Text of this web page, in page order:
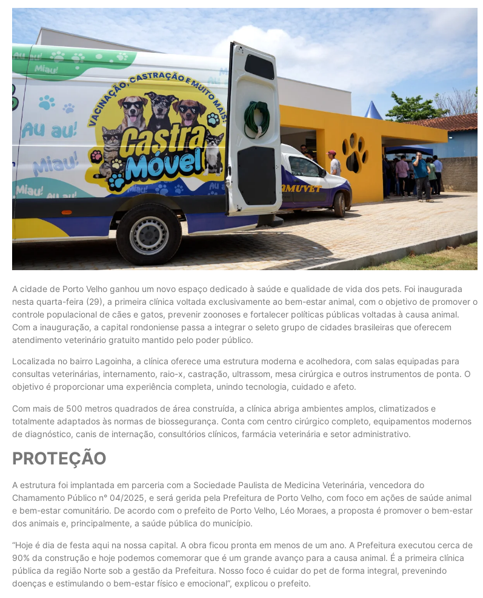
A cidade de Porto Velho ganhou um novo espaço dedicado à saúde e qualidade de vida dos pets. Foi inaugurada
nesta quarta-feira (29), a primeira clínica voltada exclusivamente ao bem-estar animal, com o objetivo de promover o
controle populacional de cães e gatos, prevenir zoonoses e fortalecer políticas públicas voltadas à causa animal.
Com a inauguração, a capital rondoniense passa a integrar o seleto grupo de cidades brasileiras que oferecem
atendimento veterinário gratuito mantido pelo poder público.
Localizada no bairro Lagoinha, a clínica oferece uma estrutura moderna e acolhedora, com salas equipadas para
consultas veterinárias, internamento, raio-x, castração, ultrassom, mesa cirúrgica e outros instrumentos de ponta. O
objetivo é proporcionar uma experiência completa, unindo tecnologia, cuidado e afeto.
Com mais de 500 metros quadrados de área construída, a clínica abriga ambientes amplos, climatizados e
totalmente adaptados às normas de biossegurança. Conta com centro cirúrgico completo, equipamentos modernos
de diagnóstico, canis de internação, consultórios clínicos, farmácia veterinária e setor administrativo.
PROTEÇÃO
A estrutura foi implantada em parceria com a Sociedade Paulista de Medicina Veterinária, vencedora do
Chamamento Público n° 04/2025, e será gerida pela Prefeitura de Porto Velho, com foco em ações de saúde animal
e bem-estar comunitário. De acordo com o prefeito de Porto Velho, Léo Moraes, a proposta é promover o bem-estar
dos animais e, principalmente, a saúde pública do município.
“Hoje é dia de festa aqui na nossa capital. A obra ficou pronta em menos de um ano. A Prefeitura executou cerca de
90% da construção e hoje podemos comemorar que é um grande avanço para a causa animal. É a primeira clínica
pública da região Norte sob a gestão da Prefeitura. Nosso foco é cuidar do pet de forma integral, prevenindo
doenças e estimulando o bem-estar físico e emocional”, explicou o prefeito.